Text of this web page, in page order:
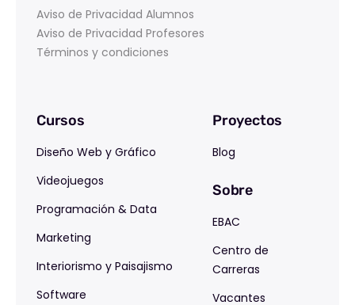
Aviso de Privacidad Alumnos
Aviso de Privacidad Profesores
Términos y condiciones
Cursos
Diseño Web y Gráfico
Videojuegos
Programación & Data
Marketing
Interiorismo y Paisajismo
Software
Proyectos
Blog
Sobre
EBAC
Centro de
Carreras
Vacantes